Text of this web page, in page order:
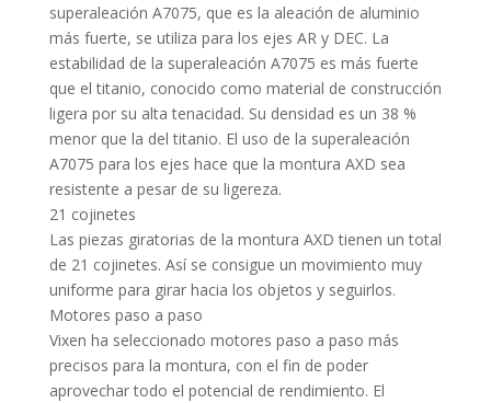
superaleación A7075, que es la aleación de aluminio
más fuerte, se utiliza para los ejes AR y DEC. La
estabilidad de la superaleación A7075 es más fuerte
que el titanio, conocido como material de construcción
ligera por su alta tenacidad. Su densidad es un 38 %
menor que la del titanio. El uso de la superaleación
A7075 para los ejes hace que la montura AXD sea
resistente a pesar de su ligereza.
21 cojinetes
Las piezas giratorias de la montura AXD tienen un total
de 21 cojinetes. Así se consigue un movimiento muy
uniforme para girar hacia los objetos y seguirlos.
Motores paso a paso
Vixen ha seleccionado motores paso a paso más
precisos para la montura, con el fin de poder
aprovechar todo el potencial de rendimiento. El